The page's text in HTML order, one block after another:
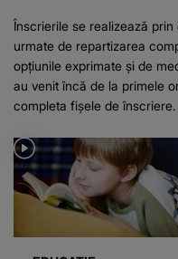
Înscrierile se realizează
urmate de repartizarea
opțiunile exprimate și de
au venit încă de la primele
completa fișele de